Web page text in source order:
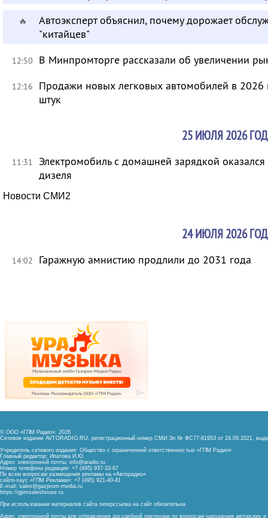
🔥
Автоэксперт объяснил, почему дорожает
"китайцев"
12:50 В Минпромторге рассказали об увеличении
12:16
Продажи новых легковых автомобилей в 2026
штук
25 ИЮЛЯ 2026
11:31
Электромобиль с домашней зарядкой
дизеля
Новости СМИ2
24 ИЮЛЯ 2026
14:02 Гаражную амнистию продлили до 2031 года
© ООО «ГПМ Радио», 2026
Сетевое издание AVTORADIO.RU, регистрационный номер СМИ Эл № ФС77-81953 от 24.09.2021,
Учредитель сетевого издания: Общество с ограниченной ответственностью «ГПМ Радио»
Главный редактор: Ипатова И.Ю.
Адрес электронной почты: info@aradio.ru
Номер телефона редакции: +7 (495) 937-33-67
По всем вопросам размещения рекламы на «Авторадио»
сейлз-хаус «ГПМ Реклама»: +7 (495) 921-40-41
E-mail: sales@gazprom-media.ru
https://gpmsaleshouse.ru
При использовании материалов сайта гиперссылка на сайт обязательна
Адрес электронной почты для отправления досудебной претензии по вопросам нарушения авторских